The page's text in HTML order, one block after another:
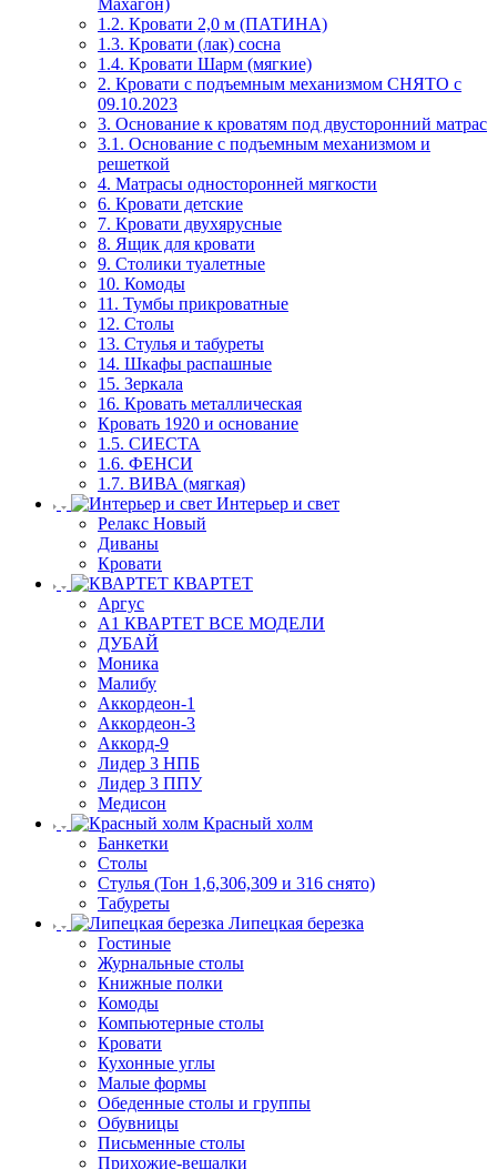
1.2. Кровати 2,0 м (ПАТИНА)
1.3. Кровати (лак) сосна
1.4. Кровати Шарм (мягкие)
2. Кровати с подъемным механизмом СНЯТО с
09.10.2023
3. Основание к кроватям под двусторонний матрас
3.1. Основание с подъемным механизмом и
решеткой
4. Матрасы односторонней мягкости
6. Кровати детские
7. Кровати двухярусные
8. Ящик для кровати
9. Столики туалетные
10. Комоды
11. Тумбы прикроватные
12. Столы
13. Стулья и табуреты
14. Шкафы распашные
15. Зеркала
16. Кровать металлическая
Кровать 1920 и основание
1.5. СИЕСТА
1.6. ФЕНСИ
1.7. ВИВА (мягкая)
Интерьер и свет
Релакс Новый
Диваны
Кровати
КВАРТЕТ
Аргус
А1 КВАРТЕТ ВСЕ МОДЕЛИ
ДУБАЙ
Моника
Малибу
Аккордеон-1
Аккордеон-3
Аккорд-9
Лидер 3 НПБ
Лидер 3 ППУ
Медисон
Красный холм
Банкетки
Столы
Стулья (Тон 1,6,306,309 и 316 снято)
Табуреты
Липецкая березка
Гостиные
Журнальные столы
Книжные полки
Комоды
Компьютерные столы
Кровати
Кухонные углы
Малые формы
Обеденные столы и группы
Обувницы
Письменные столы
Прихожие-вешалки